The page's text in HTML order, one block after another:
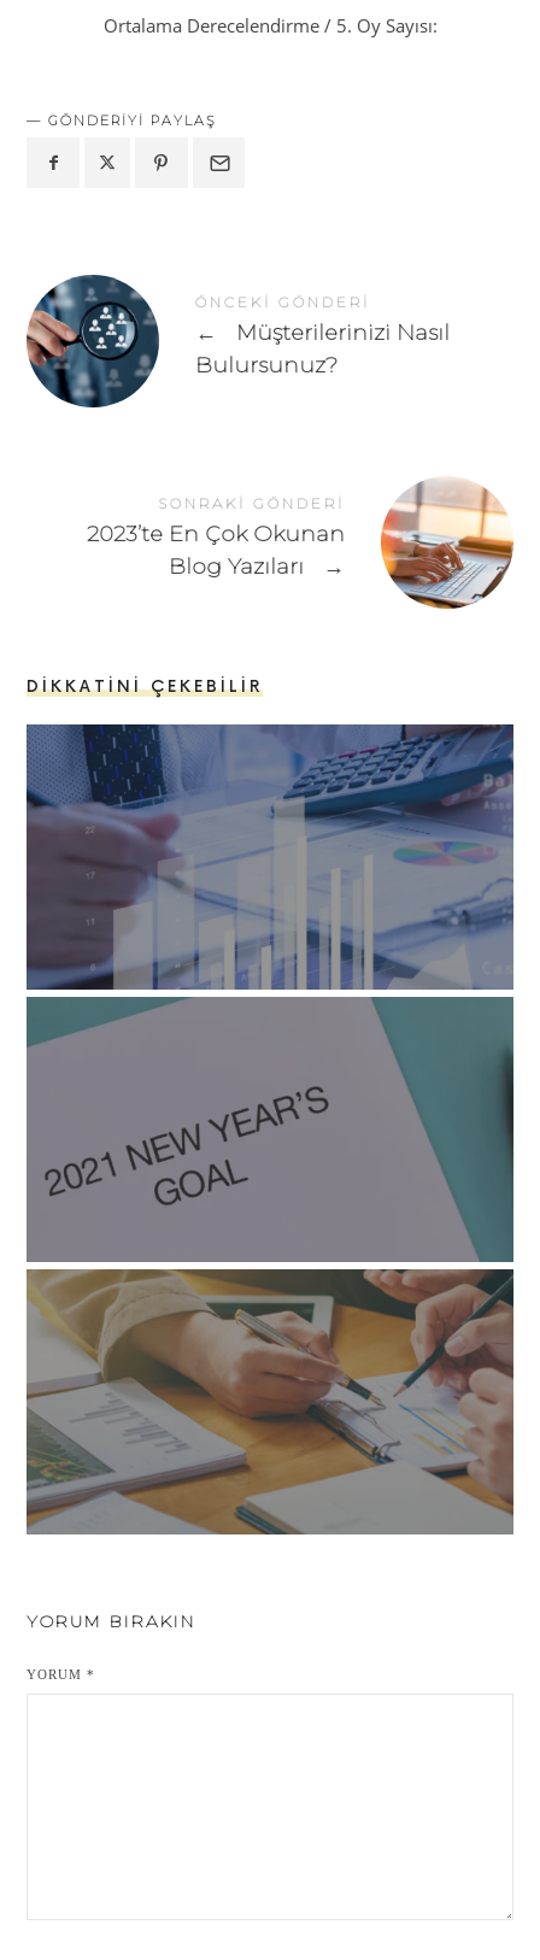
Ortalama Derecelendirme / 5. Oy Sayısı:
GÖNDERIYI PAYLAŞ
ÖNCEKI GÖNDERI
←
Müşterilerinizi Nasıl
Bulursunuz?
SONRAKI GÖNDERI
2023’te En Çok Okunan
Blog Yazıları
→
DIKKATINI ÇEKEBILIR
YORUM BIRAKIN
YORUM*